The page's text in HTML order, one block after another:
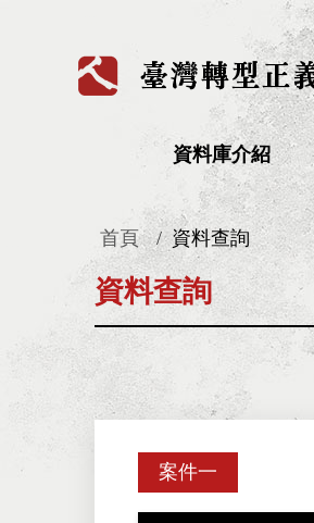
資料庫介紹
首頁 資料查詢
資料查詢
案件一